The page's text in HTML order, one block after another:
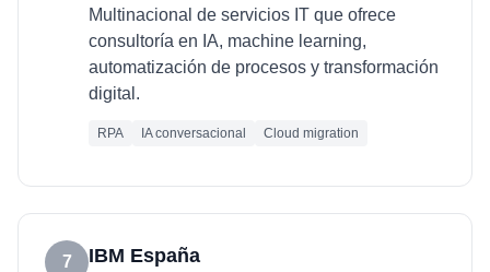
Multinacional de servicios IT que ofrece
consultoría en IA, machine learning,
automatización de procesos y transformación
digital.
RPA IA conversacional Cloud migration
7 IBM España